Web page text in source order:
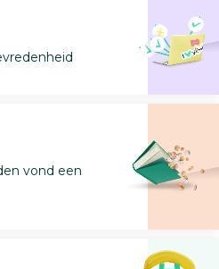
vond een